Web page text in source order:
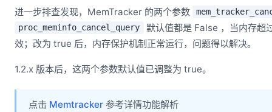
进一步排查发现，MemTracker 的两个参数
proc_meminfo_cancel_query
默认值都是 False ，当内存超
效；改为 true 后，内存保护机制正常运行，问题得以解决。
1.2.x 版本后，这两个参数默认值已调整为 true。
点击 Memtracker 参考详情功能解析